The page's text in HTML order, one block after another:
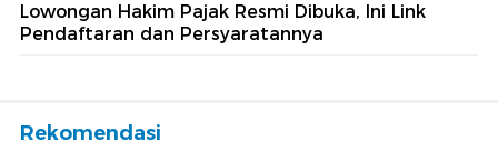
Lowongan Hakim Pajak Resmi Dibuka, Ini Link
Pendaftaran dan Persyaratannya
Rekomendasi